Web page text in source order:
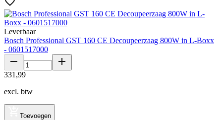
Leverbaar
Bosch Professional GST 160 CE Decoupeerzaag 800W in L-Boxx
- 0601517000
331 ,99
excl. btw
Toevoegen